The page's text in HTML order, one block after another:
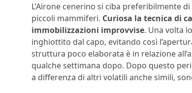
L’Airone cenerino si ciba preferibilmente
piccoli mammiferi. Curiosa la tecnica di
immobilizzazioni improvvise. Una volta
inghiottito dal capo, evitando così
struttura poco elaborata è in relazione
qualche settimana dopo. Dopo questo
a differenza di altri volatili anche simili,